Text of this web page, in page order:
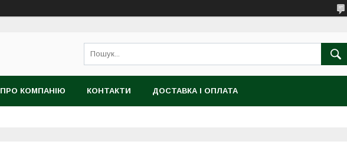
ПРО КОМПАНІЮ КОНТАКТИ ДОСТАВКА І ОПЛАТА